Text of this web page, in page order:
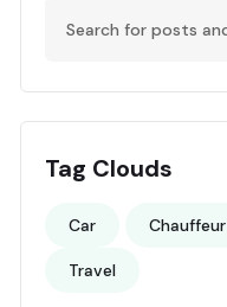
Tag Clouds
Car Chauffeur
Travel